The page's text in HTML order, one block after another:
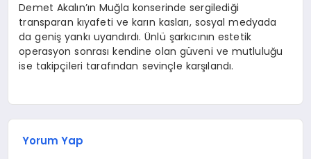
Demet Akalın’ın Muğla konserinde sergilediği
transparan kıyafeti ve karın kasları, sosyal medyada
da geniş yankı uyandırdı. Ünlü şarkıcının estetik
operasyon sonrası kendine olan güveni ve mutluluğu
ise takipçileri tarafından sevinçle karşılandı.
Yorum Yap